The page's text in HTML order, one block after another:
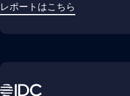
レポートはこちら